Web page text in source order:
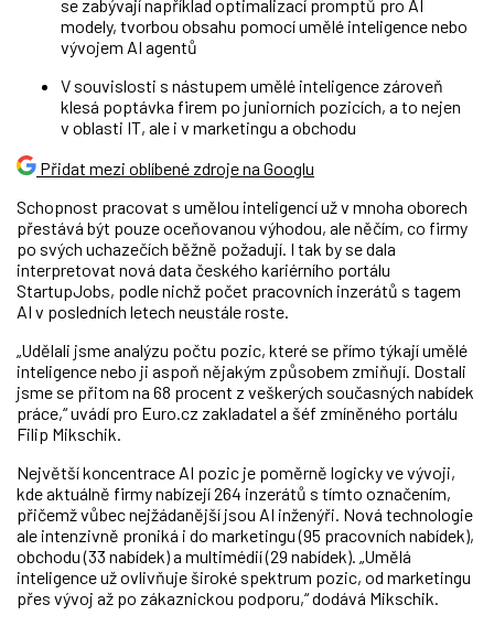
se zabývají například optimalizací promptů pro AI
modely, tvorbou obsahu pomocí umělé inteligence nebo
vývojem AI agentů
V souvislosti s nástupem umělé inteligence zároveň
klesá poptávka firem po juniorních pozicích, a to nejen
v oblasti IT, ale i v marketingu a obchodu
Přidat mezi oblíbené zdroje na Googlu
Schopnost pracovat s umělou inteligencí už v mnoha oborech
přestává být pouze oceňovanou výhodou, ale něčím, co firmy
po svých uchazečích běžně požadují. I tak by se dala
interpretovat nová data českého kariérního portálu
StartupJobs, podle nichž počet pracovních inzerátů s tagem
AI v posledních letech neustále roste.
„Udělali jsme analýzu počtu pozic, které se přímo týkají umělé
inteligence nebo ji aspoň nějakým způsobem zmiňují. Dostali
jsme se přitom na 68 procent z veškerých současných nabídek
práce,“ uvádí pro Euro.cz zakladatel a šéf zmíněného portálu
Filip Mikschik.
Největší koncentrace AI pozic je poměrně logicky ve vývoji,
kde aktuálně firmy nabízejí 264 inzerátů s tímto označením,
přičemž vůbec nejžádanější jsou AI inženýři. Nová technologie
ale intenzivně proniká i do marketingu (95 pracovních nabídek),
obchodu (33 nabídek) a multimédií (29 nabídek). „Umělá
inteligence už ovlivňuje široké spektrum pozic, od marketingu
přes vývoj až po zákaznickou podporu,“ dodává Mikschik.